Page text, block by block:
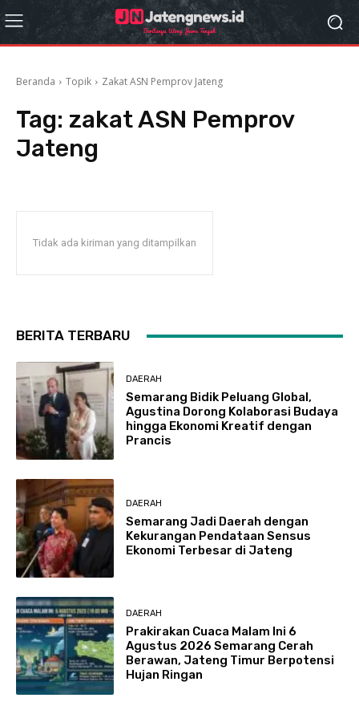
Beranda Topik Zakat ASN Pemprov Jateng
Tag: zakat ASN Pemprov
Jateng
Tidak ada kiriman yang ditampilkan
BERITA TERBARU
DAERAH
Semarang Bidik Peluang Global,
Agustina Dorong Kolaborasi Budaya
hingga Ekonomi Kreatif dengan
Prancis
DAERAH
Semarang Jadi Daerah dengan
Kekurangan Pendataan Sensus
Ekonomi Terbesar di Jateng
DAERAH
Prakirakan Cuaca Malam Ini 6
Agustus 2026 Semarang Cerah
Berawan, Jateng Timur Berpotensi
Hujan Ringan